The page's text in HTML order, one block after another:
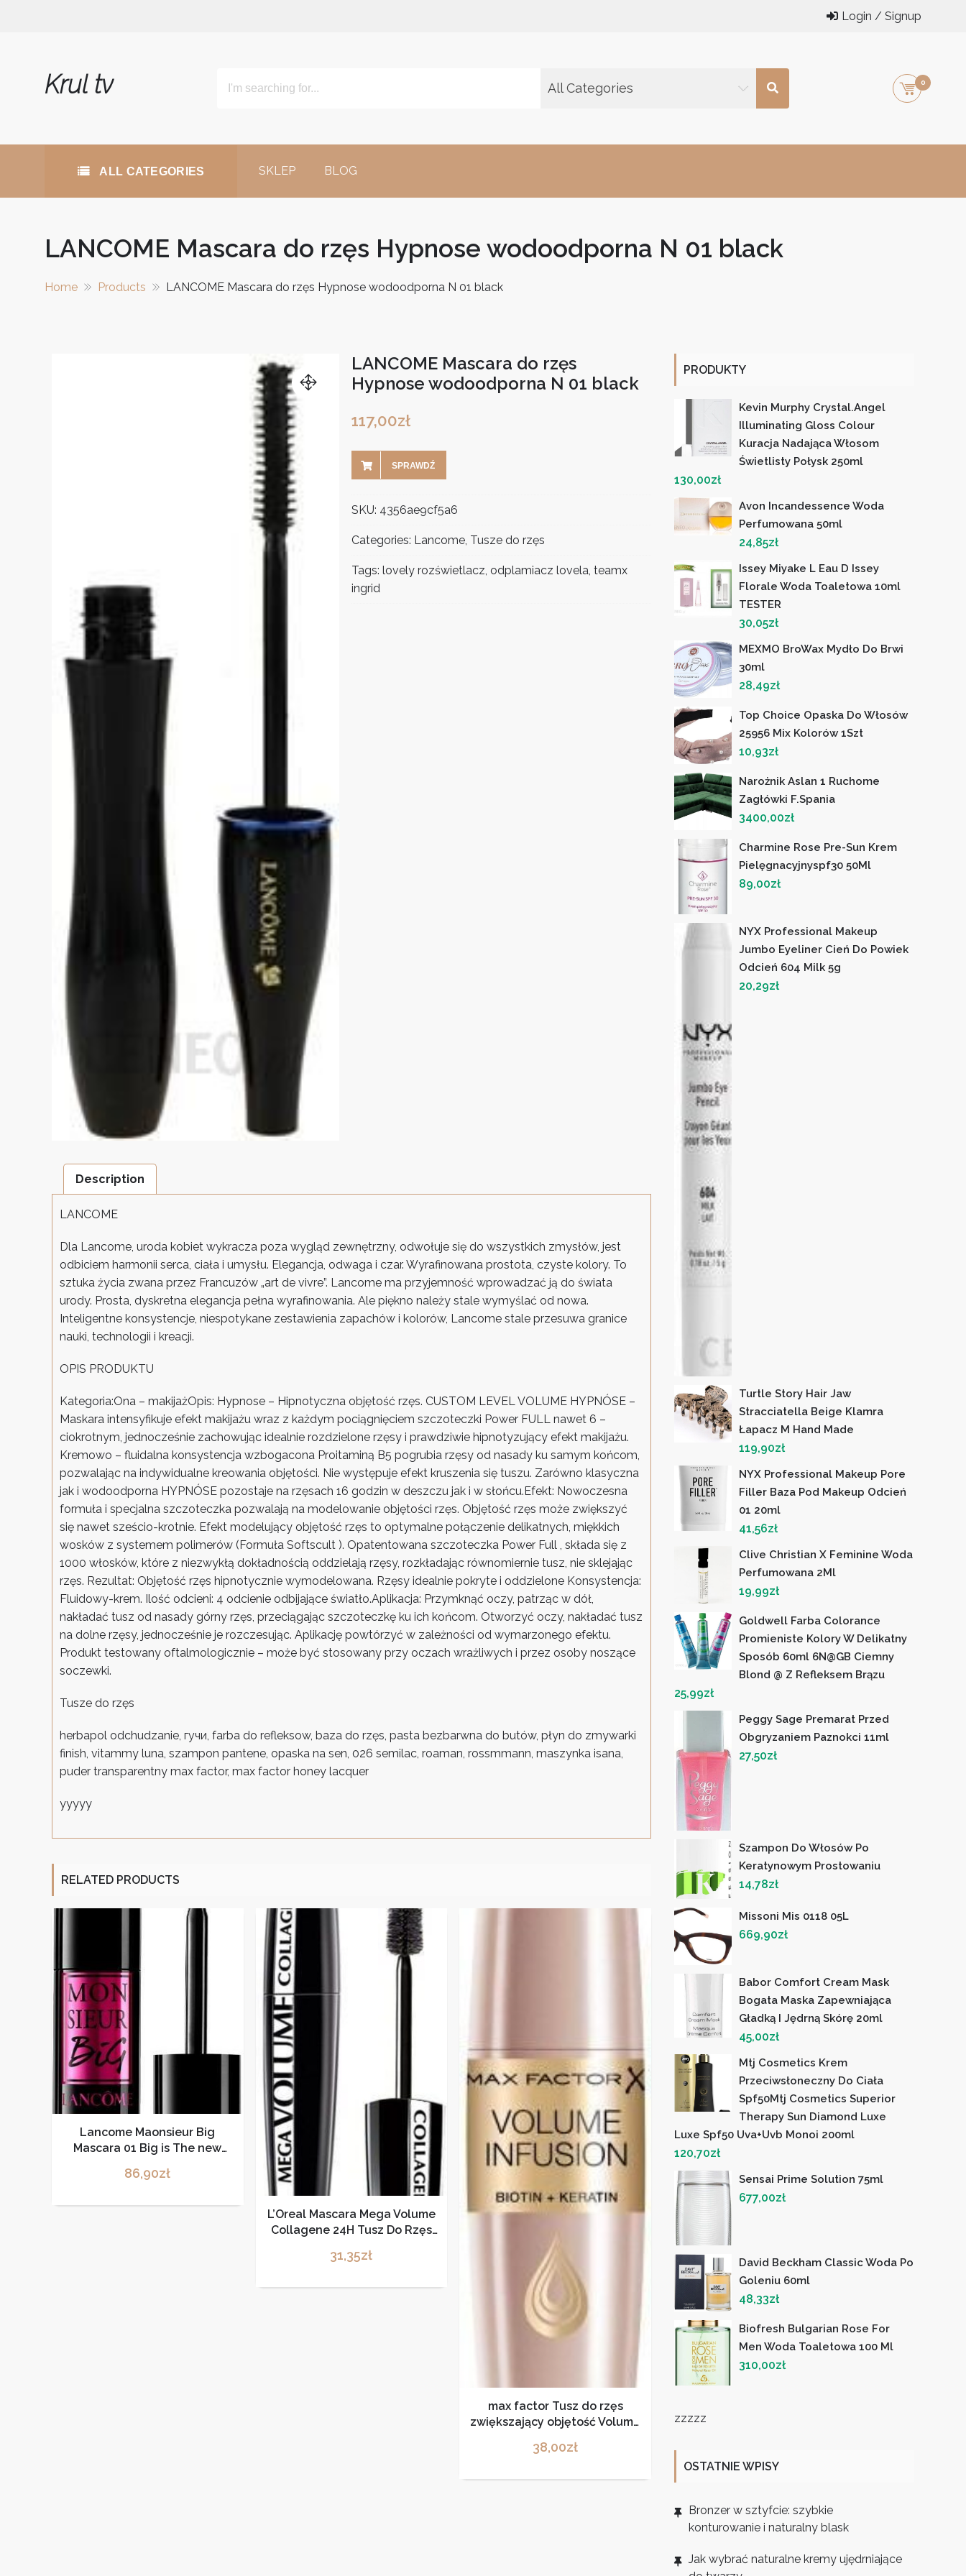
Login / Signup
Krul tv All Categories 0
ALL CATEGORIES SKLEP BLOG
LANCOME Mascara do rzęs Hypnose wodoodporna N 01 black
Home Products LANCOME Mascara do rzęs Hypnose wodoodporna N 01 black
LANCOME Mascara do rzęs
Hypnose wodoodporna N 01 black
117,00zł
SPRAWDŹ
SKU: 4356ae9cf5a6
Categories: Lancome, Tusze do rzęs
Tags: lovely rozświetlacz, odplamiacz lovela, teamx
ingrid
Description
LANCOME
Dla Lancome, uroda kobiet wykracza poza wygląd zewnętrzny, odwołuje się do wszystkich zmysłów, jest
odbiciem harmonii serca, ciała i umysłu. Elegancja, odwaga i czar. Wyrafinowana prostota, czyste kolory. To
sztuka życia zwana przez Francuzów „art de vivre”. Lancome ma przyjemność wprowadzać ją do świata
urody. Prosta, dyskretna elegancja pełna wyrafinowania. Ale piękno należy stale wymyślać od nowa.
Inteligentne konsystencje, niespotykane zestawienia zapachów i kolorów, Lancome stale przesuwa granice
nauki, technologii i kreacji.
OPIS PRODUKTU
Kategoria:Ona – makijażOpis: Hypnose – Hipnotyczna objętość rzęs. CUSTOM LEVEL VOLUME HYPNÓSE –
Maskara intensyfikuje efekt makijażu wraz z każdym pociągnięciem szczoteczki Power FULL nawet 6 –
ciokrotnym, jednocześnie zachowując idealnie rozdzielone rzęsy i prawdziwie hipnotyzujący efekt makijażu.
Kremowo – fluidalna konsystencja wzbogacona Proitaminą B5 pogrubia rzęsy od nasady ku samym końcom,
pozwalając na indywidualne kreowania objętości. Nie występuje efekt kruszenia się tuszu. Zarówno klasyczna
jak i wodoodporna HYPNÓSE pozostaje na rzęsach 16 godzin w deszczu jak i w słońcu.Efekt: Nowoczesna
formuła i specjalna szczoteczka pozwalają na modelowanie objętości rzęs. Objętość rzęs może zwiększyć
się nawet sześcio-krotnie. Efekt modelujący objętość rzęs to optymalne połączenie delikatnych, miękkich
wosków z systemem polimerów (Formuła Softscult ). Opatentowana szczoteczka Power Full , składa się z
1000 włosków, które z niezwykłą dokładnością oddzielają rzęsy, rozkładając równomiernie tusz, nie sklejając
rzęs. Rezultat: Objętość rzęs hipnotycznie wymodelowana. Rzęsy idealnie pokryte i oddzielone Konsystencja:
Fluidowy-krem. Ilość odcieni: 4 odcienie odbijające światło.Aplikacja: Przymknąć oczy, patrząc w dół,
nakładać tusz od nasady górny rzęs, przeciągając szczoteczkę ku ich końcom. Otworzyć oczy, nakładać tusz
na dolne rzęsy, jednocześnie je rozczesując. Aplikację powtórzyć w zależności od wymarzonego efektu.
Produkt testowany oftalmologicznie – może być stosowany przy oczach wrażliwych i przez osoby noszące
soczewki.
Tusze do rzęs
herbapol odchudzanie, гучи, farba do refleksow, baza do rzęs, pasta bezbarwna do butów, płyn do zmywarki
finish, vitammy luna, szampon pantene, opaska na sen, 026 semilac, roaman, rossmmann, maszynka isana,
puder transparentny max factor, max factor honey lacquer
yyyyy
RELATED PRODUCTS
Lancome Maonsieur Big
Mascara 01 Big is The new
86,90zł
L’Oreal Mascara Mega Volume
Collagene 24H Tusz Do Rzęs
31,35zł
max factor Tusz do rzęs
zwiększający objętość Volume
Keratin black brown
38,00zł
PRODUKTY
Kevin Murphy Crystal.Angel
Illuminating Gloss Colour
Kuracja Nadająca Włosom
Świetlisty Połysk 250ml
130,00zł
Avon Incandessence Woda
Perfumowana 50ml
24,85zł
Issey Miyake L Eau D Issey
Florale Woda Toaletowa 10ml
TESTER
30,05zł
MEXMO BroWax Mydło Do Brwi
30ml
28,49zł
Top Choice Opaska Do Włosów
25956 Mix Kolorów 1Szt
10,93zł
Narożnik Aslan 1 Ruchome
Zagłówki F.Spania
3400,00zł
Charmine Rose Pre-Sun Krem
Pielęgnacyjnyspf30 50Ml
89,00zł
NYX Professional Makeup
Jumbo Eyeliner Cień Do Powiek
Odcień 604 Milk 5g
20,29zł
Turtle Story Hair Jaw
Stracciatella Beige Klamra
Łapacz M Hand Made
119,90zł
NYX Professional Makeup Pore
Filler Baza Pod Makeup Odcień
01 20ml
41,56zł
Clive Christian X Feminine Woda
Perfumowana 2Ml
19,99zł
Goldwell Farba Colorance
Promieniste Kolory W Delikatny
Sposób 60ml 6N@GB Ciemny
Blond @ Z Refleksem Brązu
25,99zł
Peggy Sage Premarat Przed
Obgryzaniem Paznokci 11ml
27,50zł
Szampon Do Włosów Po
Keratynowym Prostowaniu
14,78zł
Missoni Mis 0118 05L
669,90zł
Babor Comfort Cream Mask
Bogata Maska ​​Zapewniająca
Gładką I Jędrną Skórę 20ml
45,00zł
Mtj Cosmetics Krem
Przeciwsłoneczny Do Ciała
Spf50Mtj Cosmetics Superior
Therapy Sun Diamond Luxe
Luxe Spf50 Uva+Uvb Monoi 200ml
120,70zł
Sensai Prime Solution 75ml
677,00zł
David Beckham Classic Woda Po
Goleniu 60ml
48,33zł
Biofresh Bulgarian Rose For
Men Woda Toaletowa 100 Ml
310,00zł
zzzzz
OSTATNIE WPISY
Bronzer w sztyfcie: szybkie
konturowanie i naturalny blask
Jak wybrać naturalne kremy ujędrniające